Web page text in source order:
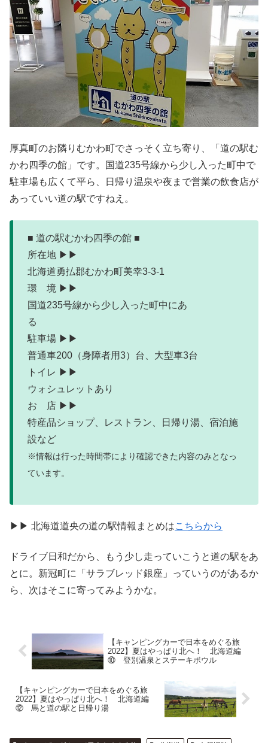
厚真町のお隣りむかわ町でさっそく立ち寄り、「道の駅む
かわ四季の館」です。国道235号線から少し入った町中で
駐車場も広くて平ら、日帰り温泉や夜まで営業の飲食店が
あっていい道の駅ですねえ。
■ 道の駅むかわ四季の館 ■
所在地 ▶▶
北海道勇払郡むかわ町美幸3-3-1
環 境 ▶▶
国道235号線から少し入った町中にあ
る
駐車場 ▶▶
普通車200（身障者用3）台、大型車3台
トイレ ▶▶
ウォシュレットあり
お 店 ▶▶
特産品ショップ、レストラン、日帰り湯、宿泊施
設など
※情報は行った時間帯により確認できた内容のみとなっ
ています。
▶▶ 北海道道央の道の駅情報まとめはこちらから
ドライブ日和だから、もう少し走っていこうと道の駅をあ
とに。新冠町に「サラブレッド銀座」っていうのがあるか
ら、次はそこに寄ってみようかな。
【キャンピングカーで日本をめぐる旅
2022】夏はやっぱり北へ！ 北海道編
⑩ 登別温泉とステーキボウル
【キャンピングカーで日本をめぐる旅
2022】夏はやっぱり北へ！ 北海道編
⑫ 馬と道の駅と日帰り湯